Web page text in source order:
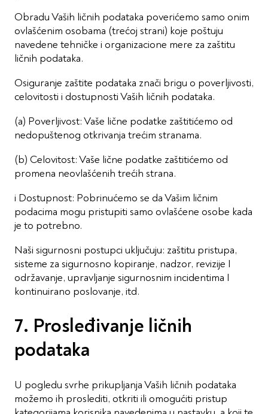
Obradu Vaših ličnih podataka poverićemo samo onim
ovlašćenim osobama (trećoj strani) koje poštuju
navedene tehničke i organizacione mere za zaštitu
ličnih podataka.
Osiguranje zaštite podataka znači brigu o poverljivosti,
celovitosti i dostupnosti Vaših ličnih podataka.
(a) Poverljivost: Vaše lične podatke zaštitićemo od
nedopuštenog otkrivanja trećim stranama.
(b) Celovitost: Vaše lične podatke zaštitićemo od
promena neovlašćenih trećih strana.
i Dostupnost: Pobrinućemo se da Vašim ličnim
podacima mogu pristupiti samo ovlašćene osobe kada
je to potrebno.
Naši sigurnosni postupci uključuju: zaštitu pristupa,
sisteme za sigurnosno kopiranje, nadzor, revizije I
održavanje, upravljanje sigurnosnim incidentima I
kontinuirano poslovanje, itd.
7. Prosleđivanje ličnih
podataka
U pogledu svrhe prikupljanja Vaših ličnih podataka
možemo ih proslediti, otkriti ili omogućiti pristup